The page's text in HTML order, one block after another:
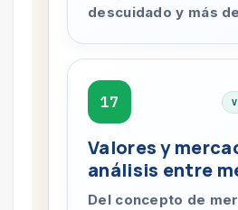
descuidado y más
17
Valores y
análisis entre
Del concepto de